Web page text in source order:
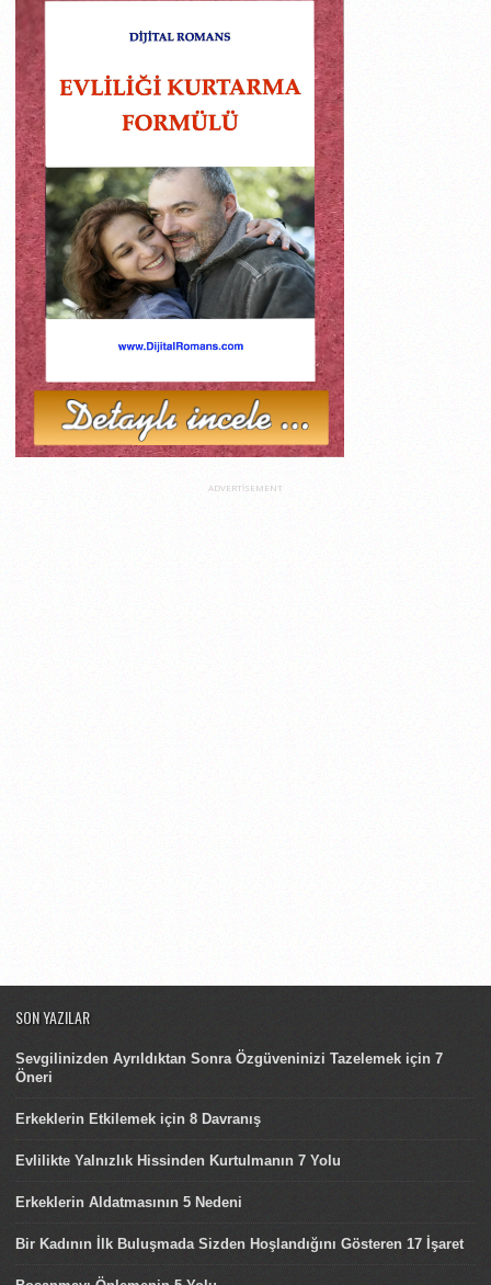
ADVERTISEMENT
SON YAZILAR
Sevgilinizden Ayrıldıktan Sonra Özgüveninizi Tazelemek için 7
Öneri
Erkeklerin Etkilemek için 8 Davranış
Evlilikte Yalnızlık Hissinden Kurtulmanın 7 Yolu
Erkeklerin Aldatmasının 5 Nedeni
Bir Kadının İlk Buluşmada Sizden Hoşlandığını Gösteren 17 İşaret